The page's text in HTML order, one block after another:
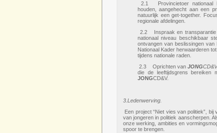
2.1 Provincietoer nationaal
houden, aangehecht aan een
natuurlijk een get-together.
regionale afdelingen.
2.2 Inspraak en transparantie
nationaal niveau beschikbaar
ontvangen van beslissingen
Nationaal Kader herwaarderen
tijdens nationale raden.
2.3 Oprichten van JONG
die de leeftijdsgrens bereiken
JONGCD&V.
3.Ledenwerving.
Een project “Niet vies van politiek”,
van jongeren in politiek aanscherpen.
onze werking, ambities en
spoor te brengen.